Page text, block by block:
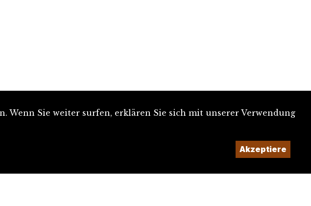
Wenn Sie weiter surfen, erklären Sie sich mit unserer Verwendung
Akzeptiere